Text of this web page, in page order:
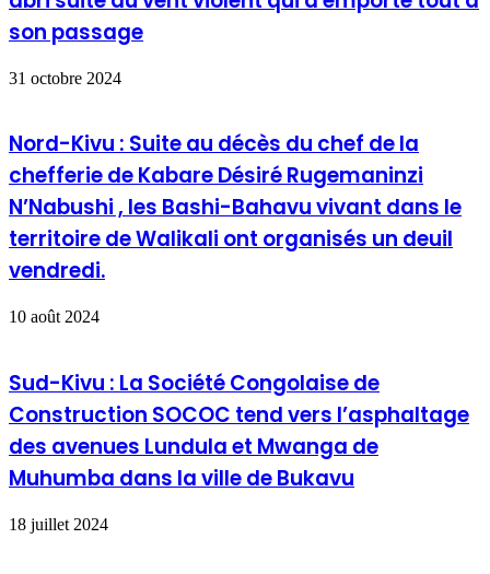
son passage
31 octobre 2024
Nord-Kivu : Suite au décès du chef de la
chefferie de Kabare Désiré Rugemaninzi
N’Nabushi , les Bashi-Bahavu vivant dans le
territoire de Walikali ont organisés un deuil
vendredi.
10 août 2024
Sud-Kivu : La Société Congolaise de
Construction SOCOC tend vers l’asphaltage
des avenues Lundula et Mwanga de
Muhumba dans la ville de Bukavu
18 juillet 2024